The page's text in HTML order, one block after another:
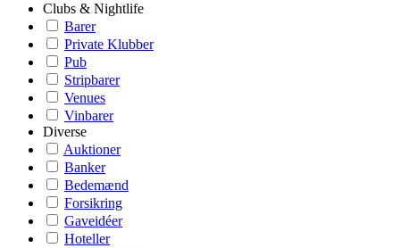
Clubs & Nightlife
Barer
Private Klubber
Pub
Stripbarer
Venues
Vinbarer
Diverse
Auktioner
Banker
Bedemænd
Forsikring
Gaveidéer
Hoteller